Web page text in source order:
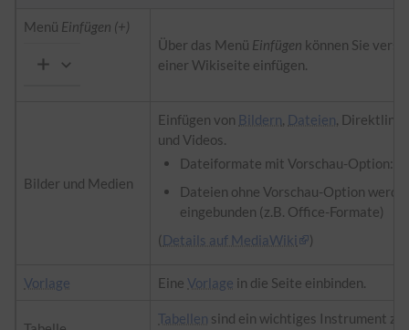
Menü Einfügen (+)
Über das Menü Einfügen können Sie
einer Wikiseite einfügen.
Bilder und Medien
Einfügen von Bildern, Dateien,
und Videos.
Dateiformate mit Vorschau-Option:
Dateien ohne Vorschau-Option
eingebunden (z.B. Office-Formate)
( Details auf MediaWiki )
Vorlage Eine Vorlage in die Seite einbinden.
Tabellen sind ein wichtiges Instrument